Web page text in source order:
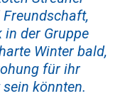
der Gruppe
Winter bald,
für ihr
könnten.